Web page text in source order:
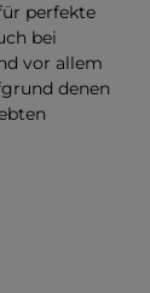
perfekte
bei
vor allem
denen